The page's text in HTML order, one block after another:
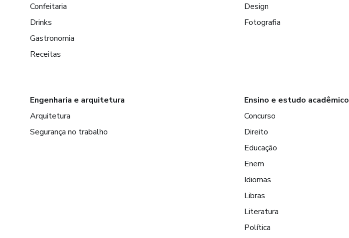
Confeitaria
Drinks
Gastronomia
Receitas
Design
Fotografia
Engenharia e arquitetura
Arquitetura
Segurança no trabalho
Ensino e estudo acadêmico
Concurso
Direito
Educação
Enem
Idiomas
Libras
Literatura
Política